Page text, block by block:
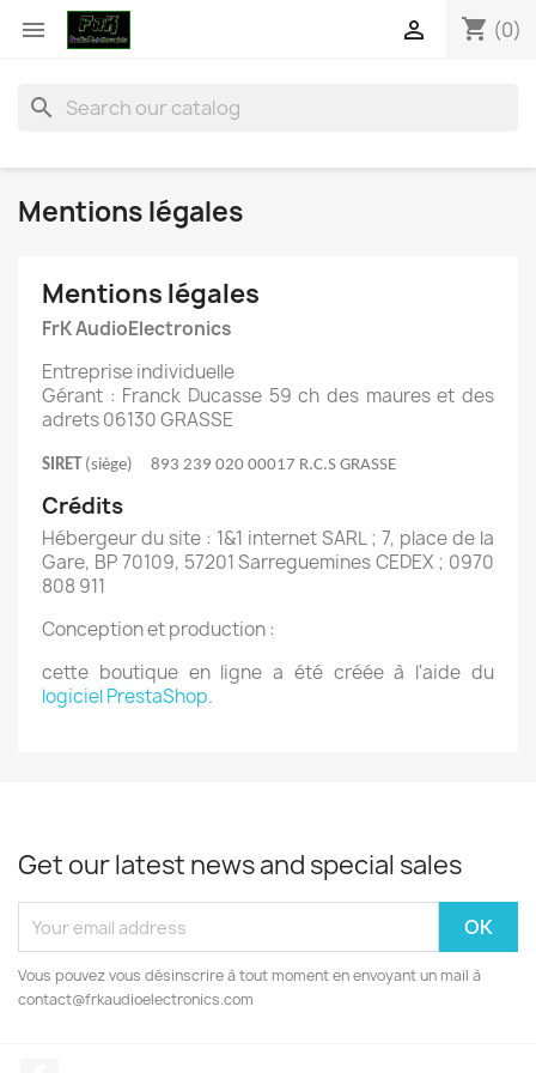
 shopping_cart (0)

search
Mentions légales
Mentions légales
FrK AudioElectronics
Entreprise individuelle
Gérant : Franck Ducasse 59 ch des maures et des
adrets 06130 GRASSE
SIRET (siège) 893 239 020 00017 R.C.S GRASSE
Crédits
Hébergeur du site : 1&1 internet SARL ; 7, place de la
Gare, BP 70109, 57201 Sarreguemines CEDEX ; 0970
808 911
Conception et production :
cette boutique en ligne a été créée à l'aide du
logiciel PrestaShop.
Get our latest news and special sales
Vous pouvez vous désinscrire à tout moment en envoyant un mail à
contact@frkaudioelectronics.com